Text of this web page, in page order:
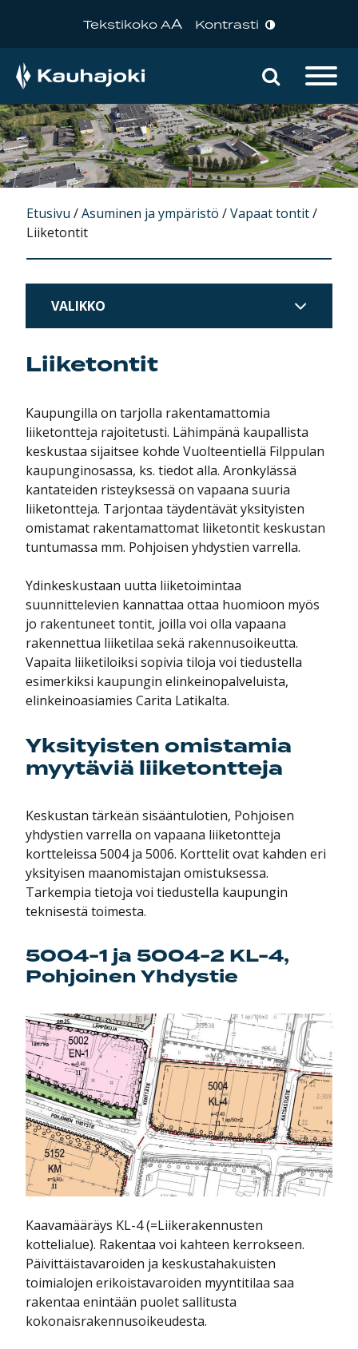
Tekstikoko AA Kontrasti
Päävalikko Hae
Etusivu /Asuminen ja ympäristö /Vapaat tontit/
Liiketontit
VALIKKO
Liiketontit
Kaupungilla on tarjolla rakentamattomia
liiketontteja rajoitetusti. Lähimpänä kaupallista
keskustaa sijaitsee kohde Vuolteentiellä Filppulan
kaupunginosassa, ks. tiedot alla. Aronkylässä
kantateiden risteyksessä on vapaana suuria
liiketontteja. Tarjontaa täydentävät yksityisten
omistamat rakentamattomat liiketontit keskustan
tuntumassa mm. Pohjoisen yhdystien varrella.
Ydinkeskustaan uutta liiketoimintaa
suunnittelevien kannattaa ottaa huomioon myös
jo rakentuneet tontit, joilla voi olla vapaana
rakennettua liiketilaa sekä rakennusoikeutta.
Vapaita liiketiloiksi sopivia tiloja voi tiedustella
esimerkiksi kaupungin elinkeinopalveluista,
elinkeinoasiamies Carita Latikalta.
Yksityisten omistamia
myytäviä liiketontteja
Keskustan tärkeän sisääntulotien, Pohjoisen
yhdystien varrella on vapaana liiketontteja
kortteleissa 5004 ja 5006. Korttelit ovat kahden eri
yksityisen maanomistajan omistuksessa.
Tarkempia tietoja voi tiedustella kaupungin
teknisestä toimesta.
5004-1 ja 5004-2 KL-4,
Pohjoinen Yhdystie
Kaavamääräys KL-4 (=Liikerakennusten
kottelialue). Rakentaa voi kahteen kerrokseen.
Päivittäistavaroiden ja keskustahakuisten
toimialojen erikoistavaroiden myyntitilaa saa
rakentaa enintään puolet sallitusta
kokonaisrakennusoikeudesta.